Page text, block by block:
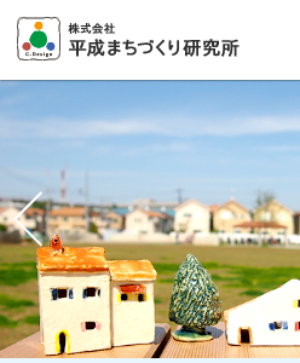
都市開発総合コ
ンサルタント
｜ 平成まちづ
くり研究所